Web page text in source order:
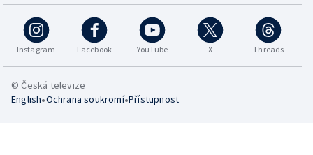
Instagram Facebook YouTube X Threads
© Česká televize
English•Ochrana soukromí•Přístupnost